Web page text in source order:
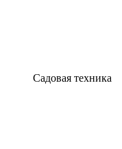
Садовая техника